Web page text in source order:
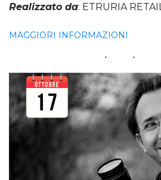
Realizzato da: ETRURIA RETAIL
MAGGIORI INFORMAZIONI